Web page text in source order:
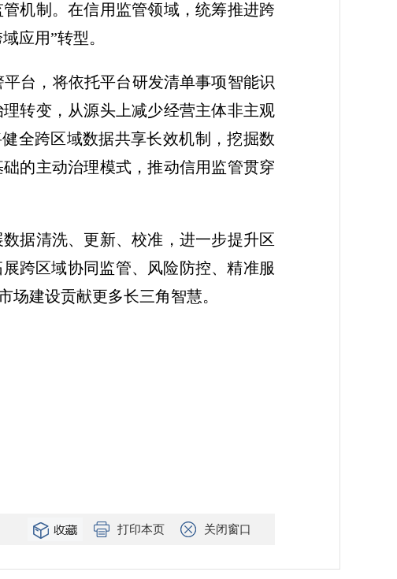
机制。在信用监管领域，统筹推进跨
应用”转型。
台，将依托平台研发清单事项智能识
转变，从源头上减少经营主体非主观
全跨区域数据共享长效机制，挖掘数
的主动治理模式，推动信用监管贯穿
据清洗、更新、校准，进一步提升区
跨区域协同监管、风险防控、精准服
建设贡献更多长三角智慧。
打印本页 关闭窗口